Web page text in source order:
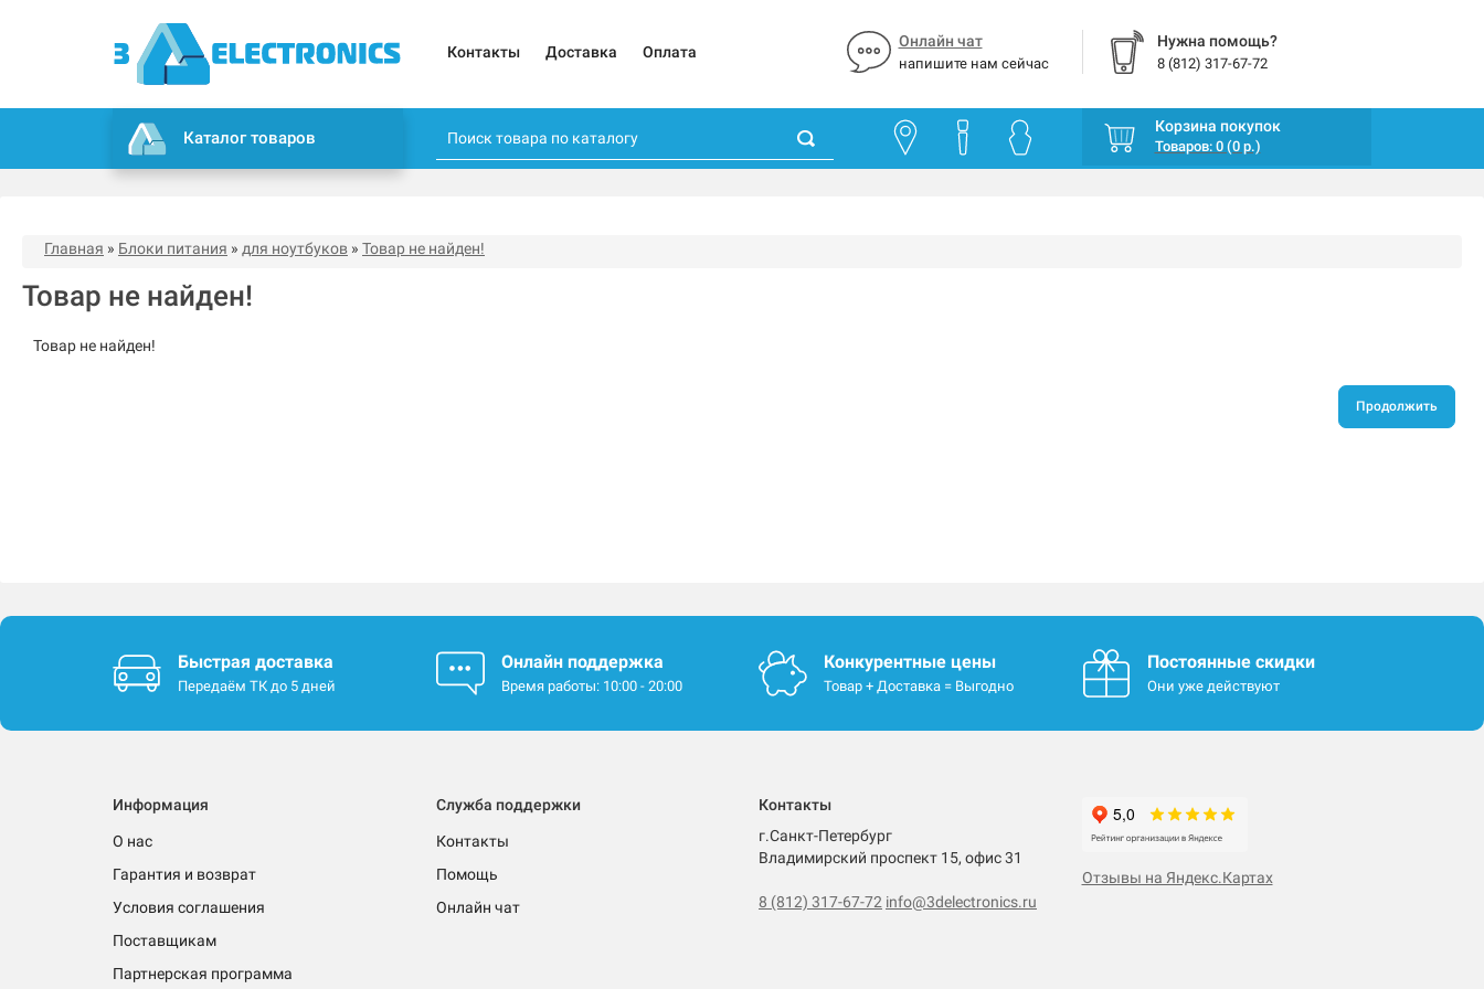
Контакты Доставка Оплата
Онлайн чат
напишите нам сейчас
Нужна помощь?
8 (812) 317-67-72
Каталог товаров
Корзина покупок
Товаров: 0 (0 р.)
Главная » Блоки питания » для ноутбуков » Товар не найден!
Товар не найден!
Товар не найден!
Продолжить
Быстрая доставка
Передаём ТК до 5 дней
Онлайн поддержка
Время работы: 10:00 - 20:00
Конкурентные цены
Товар + Доставка = Выгодно
Постоянные скидки
Они уже действуют
Информация
О нас
Гарантия и возврат
Условия соглашения
Поставщикам
Партнерская программа
Служба поддержки
Контакты
Помощь
Онлайн чат
Контакты
г.Санкт-Петербург
Владимирский проспект 15, офис 31
8 (812) 317-67-72 info@3delectronics.ru
Отзывы на Яндекс.Картах